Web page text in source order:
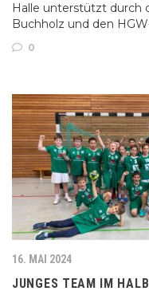
Halle unterstützt durch
Buchholz und den
0
16. MAI 2024
JUNGES TEAM IM